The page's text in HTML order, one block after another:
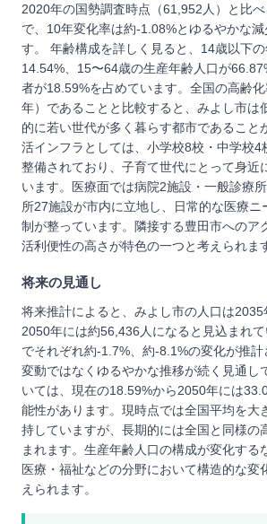
2020年の国勢調査時点（61,952人）と比
で、10年変化率は約-1.08%とゆるやかな減
す。 年齢構成を詳しく見ると、14歳以下
14.54%、15〜64歳の生産年齢人口が
者が18.59%を占めています。全国の高齢
年）であることと比較すると、みよし市は
的に若い世代が多く暮らす都市であること
活インフラとしては、小学校8校・中学校4
整備されており、子育て世代にとって身近
います。医療面では病院2施設・一般診療
所27施設が市内に立地し、日常的な医療ニ
制が整っています。隣接する豊田市へのア
活利便性の高さが特色の一つと考えられま
将来の見通し
将来推計によると、みよし市の人口は2035
2050年には約56,436人になると見込まれ
でそれぞれ約-1.7%、約-8.1%の変化が推
変動ではなくゆるやかな推移が続く見通し
いては、現在の18.59%から2050年には
能性があります。現時点では全国平均を大
持していますが、長期的には全国と同様の
まれます。生産年齢人口の構成が変化する
医療・福祉などの分野において構造的な変
えられます。